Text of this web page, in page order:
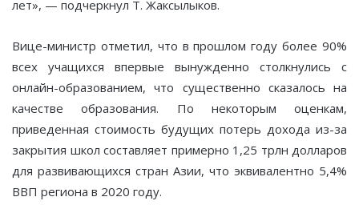
лет», — подчеркнул Т. Жаксылыков.
Вице-министр отметил, что в прошлом году более 90%
всех учащихся впервые вынужденно столкнулись с
онлайн-образованием, что существенно сказалось на
качестве образования. По некоторым оценкам,
приведенная стоимость будущих потерь дохода из-за
закрытия школ составляет примерно 1,25 трлн долларов
для развивающихся стран Азии, что эквивалентно 5,4%
ВВП региона в 2020 году.